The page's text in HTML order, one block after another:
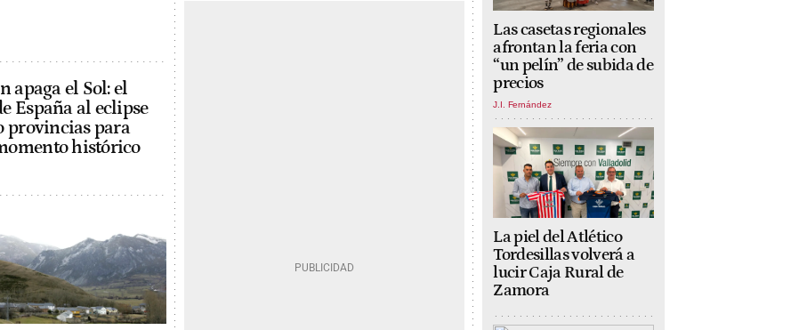
apaga el Sol: el
España al eclipse
provincias para
histórico
Las casetas regionales
afrontan la feria con
“un pelín” de subida de
precios
J.I. Fernández
La piel del Atlético
Tordesillas volverá a
lucir Caja Rural de
Zamora